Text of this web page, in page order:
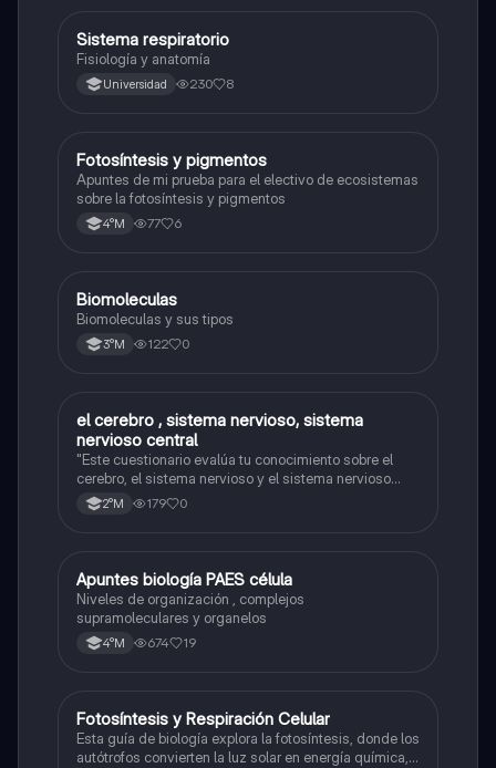
Biología
Sistema respiratorio
Fisiología y anatomía
Universidad 230 8
Biología
Fotosíntesis y pigmentos
Apuntes de mi prueba para el electivo de ecosistemas
sobre la fotosíntesis y pigmentos
4°M 77 6
Biología
Biomoleculas
Biomoleculas y sus tipos
3°M 122 0
Biología
el cerebro , sistema nervioso, sistema
nervioso central
"Este cuestionario evalúa tu conocimiento sobre el
cerebro, el sistema nervioso y el sistema nervioso
central."
2°M 179 0
Biología
Apuntes biología PAES célula
Niveles de organización , complejos
supramoleculares y organelos
4°M 674 19
Biología
Fotosíntesis y Respiración Celular
Esta guía de biología explora la fotosíntesis, donde los
autótrofos convierten la luz solar en energía química, y